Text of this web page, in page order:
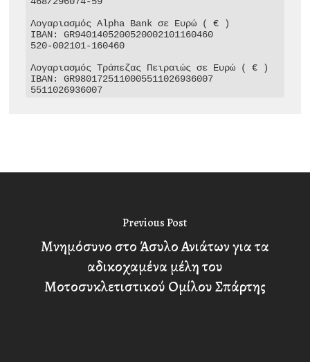
Λογαριασμός Alpha Bank σε Ευρώ ( € )
IBAN: GR9401405200520002101160460
520-002101-160460
Λογαριασμός Τράπεζας Πειραιώς σε Ευρώ ( € )
IBAN: GR9801725110005511026936007
5511026936007
Previous Post
Μνημόσυνο στο Άσυλο Ανιάτων για τα
αδικοχαμένα μέλη του
Μοτοσυκλετιστικού Ομίλου Σπάρτης